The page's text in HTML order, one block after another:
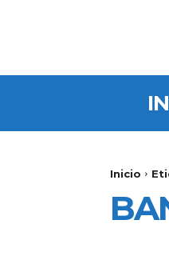
Inicio